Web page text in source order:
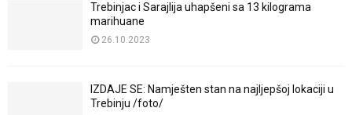
Trebinjac i Sarajlija uhapšeni sa 13 kilograma
marihuane
26.10.2023
IZDAJE SE: Namješten stan na najljepšoj lokaciji u
Trebinju /foto/